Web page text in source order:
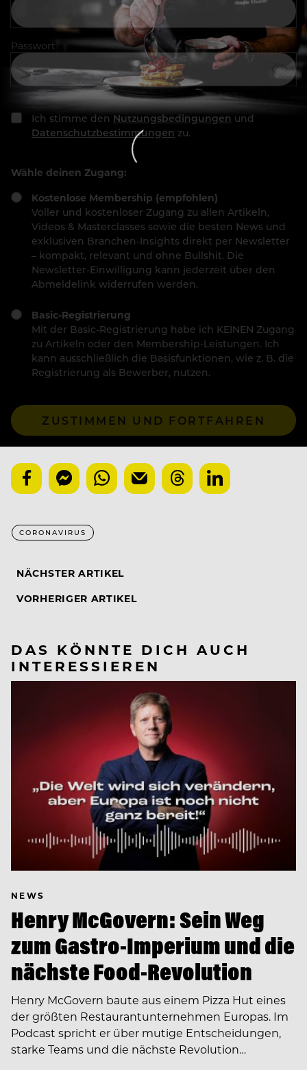
Passwort
Ich stimme den Nutzungsbedingungen und
Datenschutzbestimmungen zu.
Wähle deinen Zugang:
Kostenlose Membership (empfohlen)
Voller und kostenloser Zugang zu allen Artikeln,
Videos & Masterclasses sowie die besten News und
exklusiven Branchen-Insights direkt per Newsletter
– kompakt, relevant und ohne Bullshit. Die
Newsletter-Einwilligung kann jederzeit über den
Abmeldelink widerrufen werden.
Basic-Registrierung
Mit der Basic-Registrierung habe ich KEINEN Zugang
zu Artikeln oder den Membership-Leistungen. Ich
kann ausschließlich die Basisfunktionen, wie z. B. die
Registrierung als Bewerber, nutzen.
ZUSTIMMEN UND FORTFAHREN
CORONAVIRUS
NÄCHSTER ARTIKEL
VORHERIGER ARTIKEL
DAS KÖNNTE DICH AUCH
INTERESSIEREN
NEWS
Henry McGovern: Sein Weg
zum Gastro-Imperium und die
nächste Food-Revolution
Henry McGovern baute aus einem Pizza Hut eines
der größten Restaurantunternehmen Europas. Im
Podcast spricht er über mutige Entscheidungen,
starke Teams und die nächste Revolution…